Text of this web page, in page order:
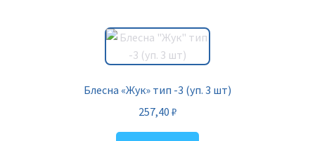
Блесна «Жук» тип -3 (уп. 3 шт)
257,40 ₽